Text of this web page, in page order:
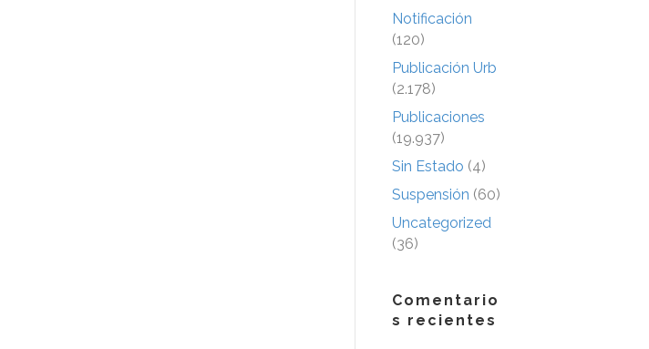
Notificación
(120)
Publicación Urb
(2.178)
Publicaciones
(19.937)
Sin Estado (4)
Suspensión (60)
Uncategorized
(36)
Comentario
s recientes